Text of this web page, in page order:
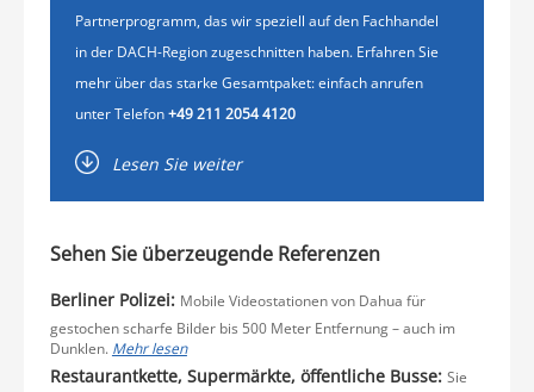
Partnerprogramm, das wir speziell auf den Fachhandel
in der DACH-Region zugeschnitten haben. Erfahren Sie
mehr über das starke Gesamtpaket: einfach anrufen
unter Telefon+49 211 2054 4120
Lesen Sie weiter
Sehen Sie überzeugende Referenzen
Berliner Polizei: Mobile Videostationen von Dahua für
gestochen scharfe Bilder bis 500 Meter Entfernung – auch im
Dunklen. Mehr lesen
Restaurantkette, Supermärkte, öffentliche Busse: Sie